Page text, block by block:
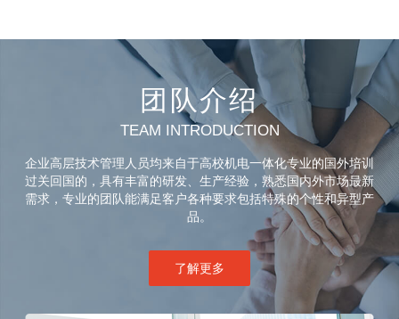
团队介绍
TEAM INTRODUCTION
企业高层技术管理人员均来自于高校机电一体化专业的国外培训
过关回国的，具有丰富的研发、生产经验，熟悉国内外市场最新
需求，专业的团队能满足客户各种要求包括特殊的个性和异型产
品。
了解更多